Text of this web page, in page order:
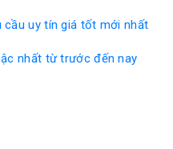
cầu uy tín giá tốt mới nhất
nhất từ trước đến nay